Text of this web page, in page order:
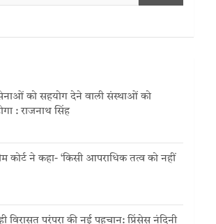
को सहयोग देने वाली संस्थाओं को
: राजनाथ सिंह
कोर्ट ने कहा- ‘किसी आपराधिक तत्व को नहीं
विरासत परंपरा की नई पहचान: प्रिंसेस नंदिनी